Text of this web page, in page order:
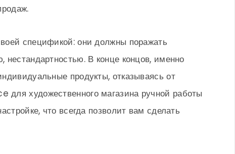
спецификой: они должны поражать
В конце концов, именно
продукты, отказываясь от
художественного магазина ручной работы
что всегда позволит вам сделать